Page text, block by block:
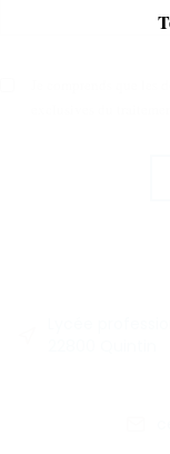
Je comprends que les
Lycée